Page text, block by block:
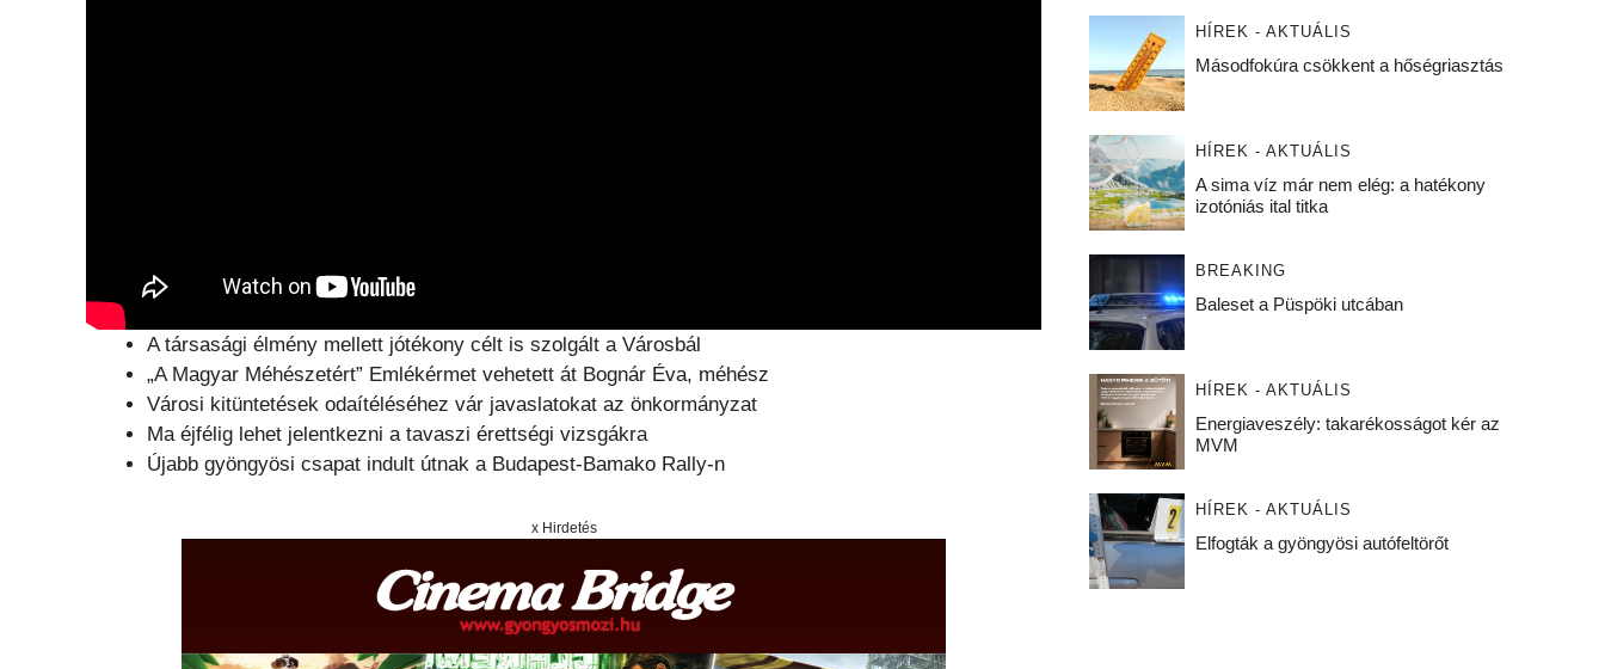
A társasági élmény mellett jótékony célt is szolgált a Városbál
„A Magyar Méhészetért” Emlékérmet vehetett át Bognár Éva, méhész
Városi kitüntetések odaítéléséhez vár javaslatokat az önkormányzat
Ma éjfélig lehet jelentkezni a tavaszi érettségi vizsgákra
Újabb gyöngyösi csapat indult útnak a Budapest-Bamako Rally-n
x Hirdetés
HÍREK - AKTUÁLIS
Másodfokúra csökkent a hőségriasztás
HÍREK - AKTUÁLIS
A sima víz már nem elég: a hatékony
izotóniás ital titka
BREAKING
Baleset a Püspöki utcában
HÍREK - AKTUÁLIS
Energiaveszély: takarékosságot kér az
MVM
HÍREK - AKTUÁLIS
Elfogták a gyöngyösi autófeltörőt